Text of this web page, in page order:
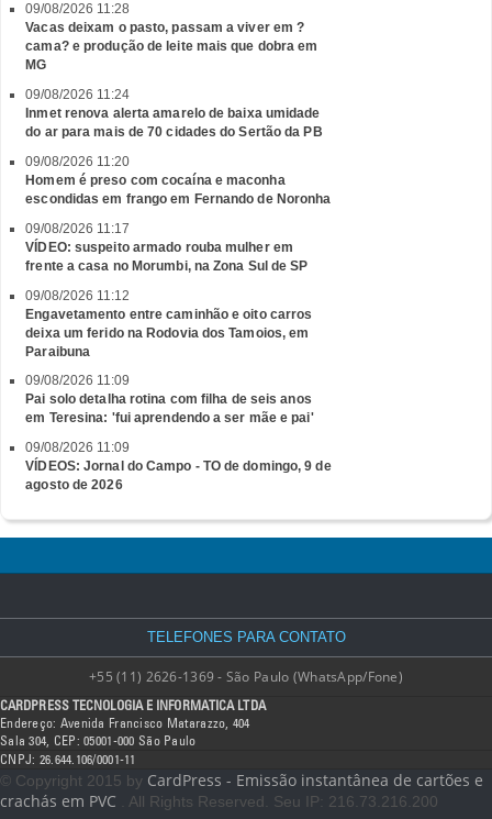
09/08/2026 11:28
Vacas deixam o pasto, passam a viver em ?
cama? e produção de leite mais que dobra em
MG
09/08/2026 11:24
Inmet renova alerta amarelo de baixa umidade
do ar para mais de 70 cidades do Sertão da PB
09/08/2026 11:20
Homem é preso com cocaína e maconha
escondidas em frango em Fernando de Noronha
09/08/2026 11:17
VÍDEO: suspeito armado rouba mulher em
frente a casa no Morumbi, na Zona Sul de SP
09/08/2026 11:12
Engavetamento entre caminhão e oito carros
deixa um ferido na Rodovia dos Tamoios, em
Paraibuna
09/08/2026 11:09
Pai solo detalha rotina com filha de seis anos
em Teresina: 'fui aprendendo a ser mãe e pai'
09/08/2026 11:09
VÍDEOS: Jornal do Campo - TO de domingo, 9 de
agosto de 2026
TELEFONES PARA CONTATO
+55 (11) 2626-1369 - São Paulo (WhatsApp/Fone)
CARDPRESS TECNOLOGIA E INFORMATICA LTDA
Endereço: Avenida Francisco Matarazzo, 404
Sala 304, CEP: 05001-000 São Paulo
CNPJ: 26.644.106/0001-11
© Copyright 2015 by CardPress - Emissão instantânea de cartões e
crachás em PVC . All Rights Reserved. Seu IP: 216.73.216.200